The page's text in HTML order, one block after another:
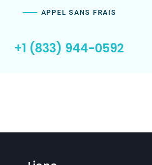
APPEL SANS FRAIS
+1 (833) 944-0592